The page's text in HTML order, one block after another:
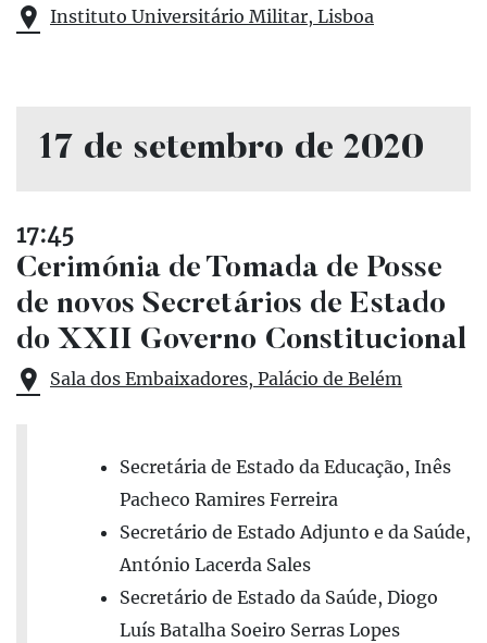
Instituto Universitário Militar, Lisboa
17 de setembro de 2020
17:45
Cerimónia de Tomada de Posse
de novos Secretários de Estado
do XXII Governo Constitucional
Sala dos Embaixadores, Palácio de Belém
Secretária de Estado da Educação, Inês
Pacheco Ramires Ferreira
Secretário de Estado Adjunto e da Saúde,
António Lacerda Sales
Secretário de Estado da Saúde, Diogo
Luís Batalha Soeiro Serras Lopes